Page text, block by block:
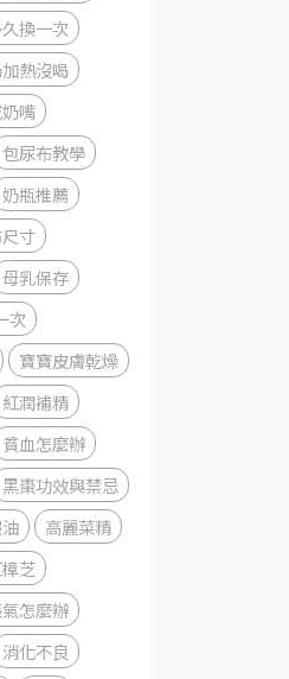
換一次
熱沒喝
嘴
包尿布教學
奶瓶推薦
寸
母乳保存
次
寶寶皮膚乾燥
紅潤補精
貧血怎麼辦
黑棗功效與禁忌
高麗菜精
芝
怎麼辦
消化不良